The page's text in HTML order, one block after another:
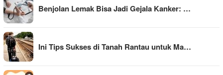
Benjolan Lemak Bisa Jadi Gejala Kanker: …
Ini Tips Sukses di Tanah Rantau untuk Ma…